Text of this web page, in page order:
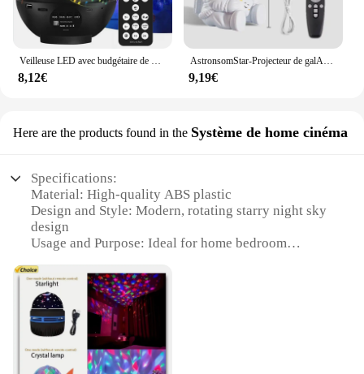
Veilleuse LED avec budgétaire de galAct étoilée, USB, Bluetooth, lecteur de musique, veilleuse colorée, cadeau pour enfant, nouveau
8,12€
AstronsomStar-Projecteur de galAct, veilleuse spatiale, nébuleuse étoilée, plafonnier LED pour chambre à coucher, décoration de la maison, cadeau pour enfants
9,19€
Here are the products found in the Système de home cinéma
Specifications:
Material: High-quality ABS plastic
Design and Style: Modern, rotating starry night sky
design
Usage and Purpose: Ideal for home bedroom
Performance and Property: Energy-efficient LED
light source
Parts and Accessories: Includes a starry projector
lamp and a power adapter
Applicable People: Suitable for all ages, especially
children